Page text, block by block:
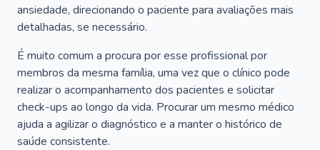
ansiedade, direcionando o paciente para avaliações mais
detalhadas, se necessário.
É muito comum a procura por esse profissional por
membros da mesma família, uma vez que o clínico pode
realizar o acompanhamento dos pacientes e solicitar
check-ups ao longo da vida. Procurar um mesmo médico
ajuda a agilizar o diagnóstico e a manter o histórico de
saúde consistente.